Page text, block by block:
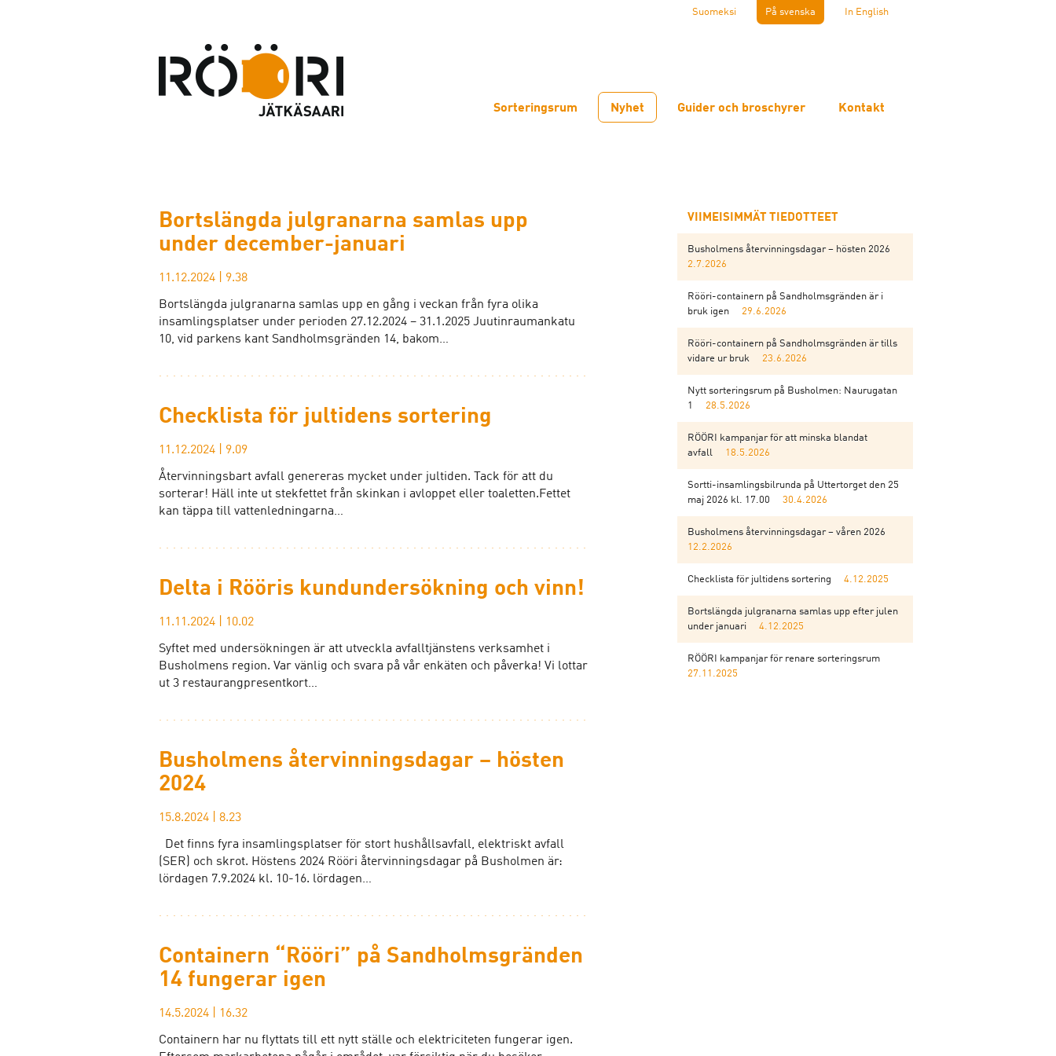
Suomeksi På svenska In English
Sorteringsrum Nyhet Guider och broschyrer Kontakt
Bortslängda julgranarna samlas upp
under december-januari
11.12.2024 9.38
Bortslängda julgranarna samlas upp en gång i veckan från fyra olika
insamlingsplatser under perioden 27.12.2024 – 31.1.2025 Juutinraumankatu
10, vid parkens kant Sandholmsgränden 14, bakom…
Checklista för jultidens sortering
11.12.2024 9.09
Återvinningsbart avfall genereras mycket under jultiden. Tack för att du
sorterar! Häll inte ut stekfettet från skinkan i avloppet eller toaletten.Fettet
kan täppa till vattenledningarna…
Delta i Rööris kundundersökning och vinn!
11.11.2024 10.02
Syftet med undersökningen är att utveckla avfalltjänstens verksamhet i
Busholmens region. Var vänlig och svara på vår enkäten och påverka! Vi lottar
ut 3 restaurangpresentkort…
Busholmens återvinningsdagar – hösten
2024
15.8.2024 8.23
Det finns fyra insamlingsplatser för stort hushållsavfall, elektriskt avfall
(SER) och skrot. Höstens 2024 Rööri återvinningsdagar på Busholmen är:
lördagen 7.9.2024 kl. 10-16. lördagen…
Containern “Rööri” på Sandholmsgränden
14 fungerar igen
14.5.2024 16.32
Containern har nu flyttats till ett nytt ställe och elektriciteten fungerar igen.
VIIMEISIMMÄT TIEDOTTEET
Busholmens återvinningsdagar – hösten 2026
2.7.2026
Rööri-containern på Sandholmsgränden är i
bruk igen
29.6.2026
Rööri-containern på Sandholmsgränden är tills
vidare ur bruk
23.6.2026
Nytt sorteringsrum på Busholmen: Naurugatan
1
28.5.2026
RÖÖRI kampanjar för att minska blandat
avfall
18.5.2026
Sortti-insamlingsbilrunda på Uttertorget den 25
maj 2026 kl. 17.00
30.4.2026
Busholmens återvinningsdagar – våren 2026
12.2.2026
Checklista för jultidens sortering 4.12.2025
Bortslängda julgranarna samlas upp efter julen
under januari
4.12.2025
RÖÖRI kampanjar för renare sorteringsrum
27.11.2025